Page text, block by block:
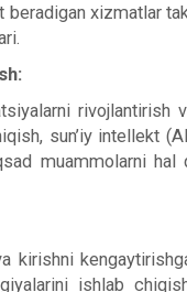
xizmatlar
sun’iy intellekt
muammolarni hal
kirishni
ishlab